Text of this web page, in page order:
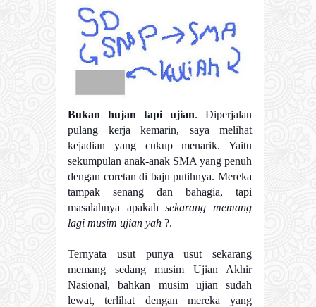
Bukan hujan tapi ujian. Diperjalan
pulang kerja kemarin, saya melihat
kejadian yang cukup menarik. Yaitu
sekumpulan anak-anak SMA yang penuh
dengan coretan di baju putihnya. Mereka
tampak senang dan bahagia, tapi
masalahnya apakahsekarang memang
lagi musim ujian yah ?.
Ternyata usut punya usut sekarang
memang sedang musim Ujian Akhir
Nasional, bahkan musim ujian sudah
lewat, terlihat dengan mereka yang